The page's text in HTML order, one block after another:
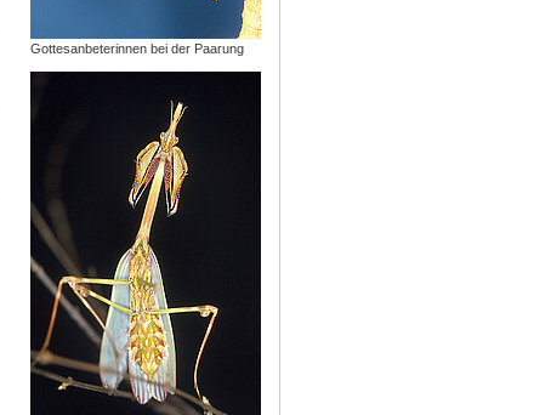
Gottesanbeterinnen bei der Paarung